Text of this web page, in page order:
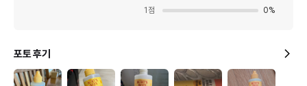
1 점 0%
포토 후기